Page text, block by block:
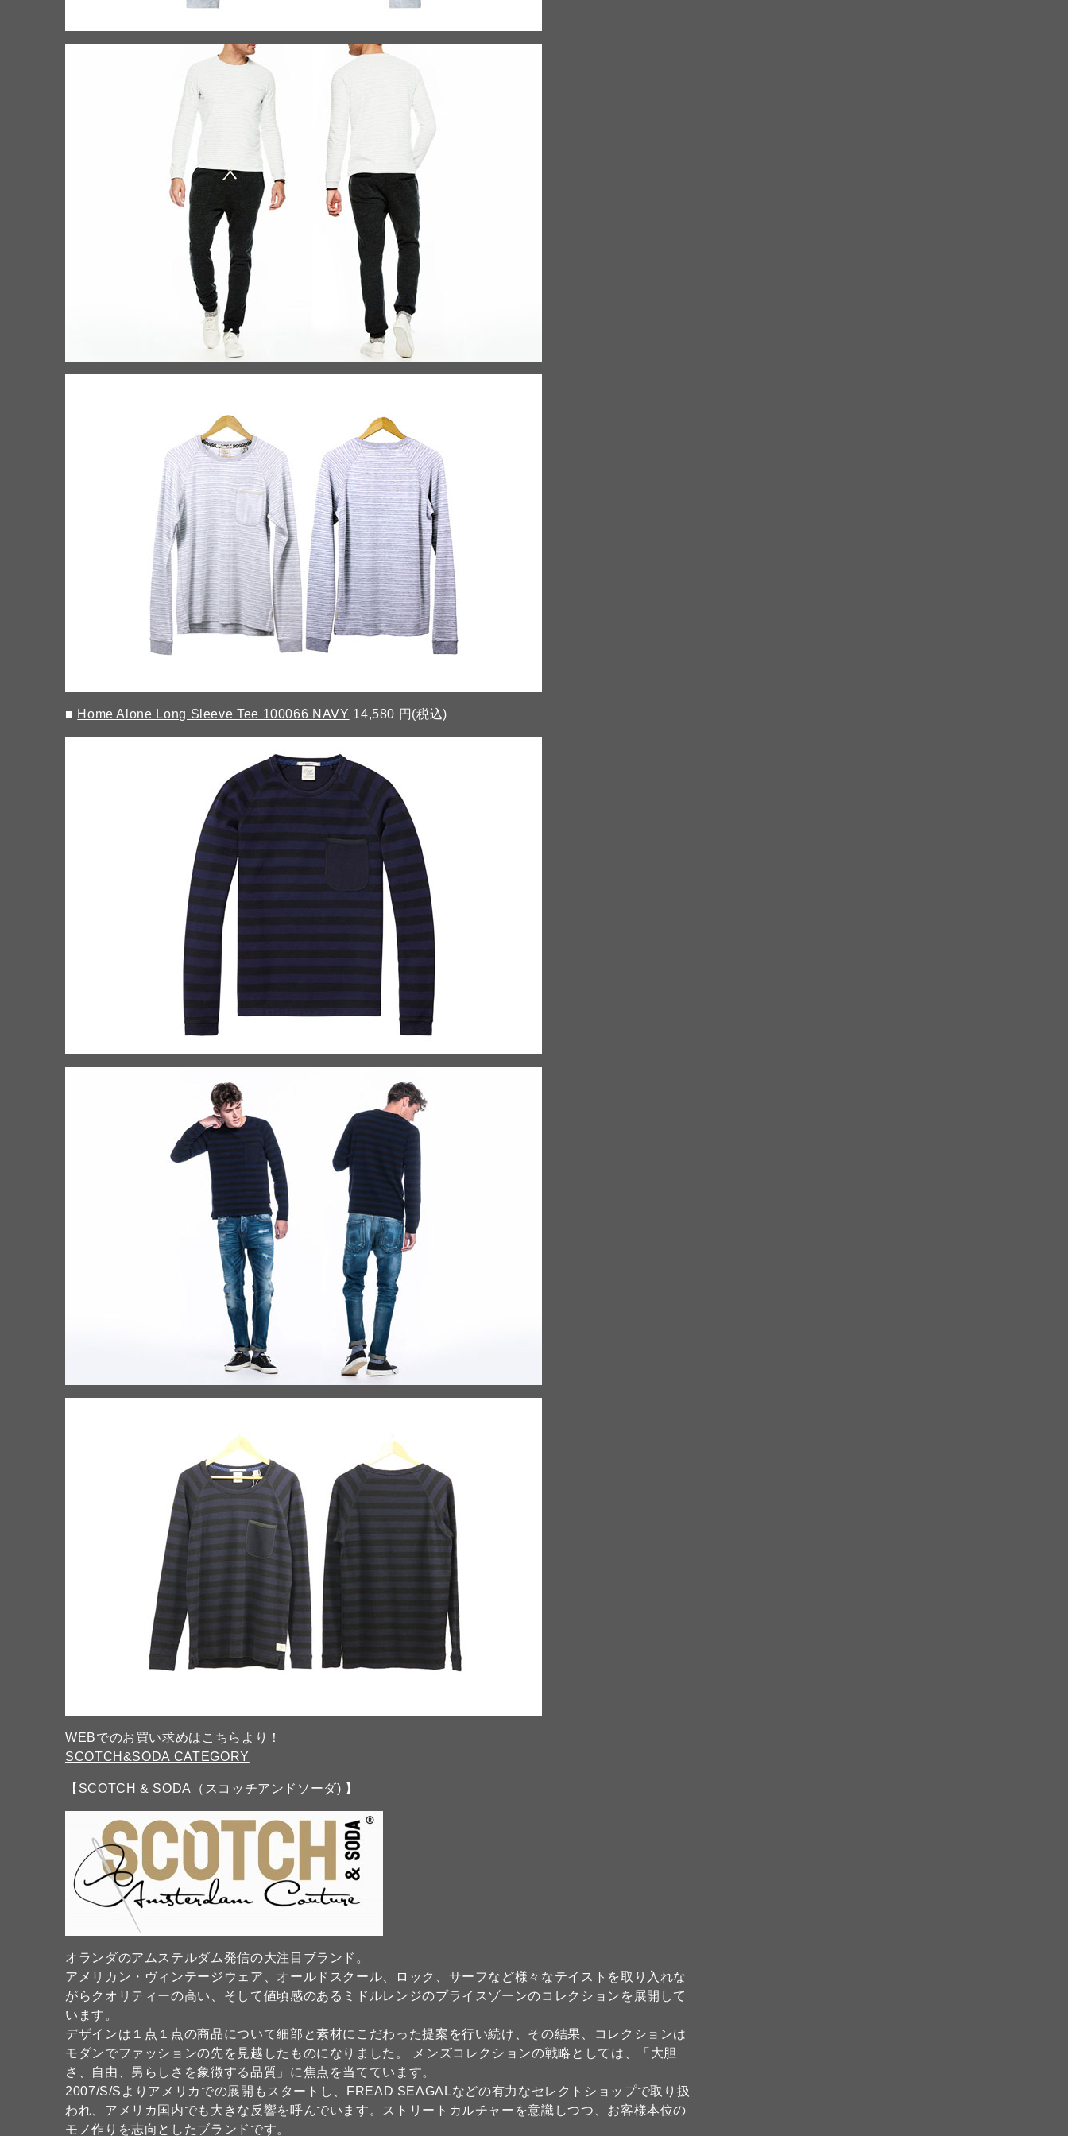
■ Home Alone Long Sleeve Tee 100066 NAVY 14,580 円(税込)
WEBでのお買い求めは こちら より！
SCOTCH&SODA CATEGORY
【SCOTCH & SODA（スコッチアンドソーダ) 】
オランダのアムステルダム発信の大注目ブランド。
アメリカン・ヴィンテージウェア、オールドスクール、ロック、サーフなど様々なテイストを取り入れな
がらクオリティーの高い、そして値頃感のあるミドルレンジのプライスゾーンのコレクションを展開して
います。
デザインは１点１点の商品について細部と素材にこだわった提案を行い続け、その結果、コレクションは
モダンでファッションの先を見越したものになりました。 メンズコレクションの戦略としては、「大胆
さ、自由、男らしさを象徴する品質」に焦点を当てています。
2007/S/Sよりアメリカでの展開もスタートし、FREAD SEAGALなどの有力なセレクトショップで取り扱
われ、アメリカ国内でも大きな反響を呼んでいます。ストリートカルチャーを意識しつつ、お客様本位の
モノ作りを志向としたブランドです。